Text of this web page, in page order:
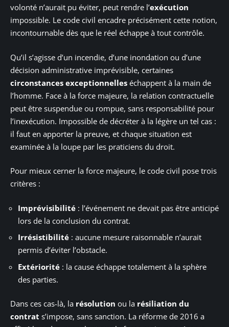
volonté n’aurait pu éviter, peut rendre l’exécution
impossible. Le code civil encadre précisément cette notion,
incontournable dès que le réel échappe à tout contrôle.
Qu’il s’agisse d’un incendie, d’une inondation ou d’une
décision administrative imprévisible, certaines
circonstances exceptionnelles échappent à la main de
l’homme. Face à la force majeure, la relation contractuelle
peut être suspendue ou rompue, sans responsabilité pour
l’inexécution. Impossible de décréter à la légère un tel cas :
il faut en apporter la preuve, et chaque situation est
examinée à la loupe par les praticiens du droit.
Pour mieux cerner la force majeure, le code civil pose trois
critères :
Imprévisibilité : l’événement ne devait pas être anticipé
lors de la conclusion du contrat.
Irrésistibilité : aucune mesure raisonnable n’aurait
permis d’éviter l’obstacle.
Extériorité : la cause échappe totalement à la sphère
des parties.
Dans ces cas-là, la résolution ou la résiliation du
contrat s’impose, sans sanction. La réforme de 2016 a